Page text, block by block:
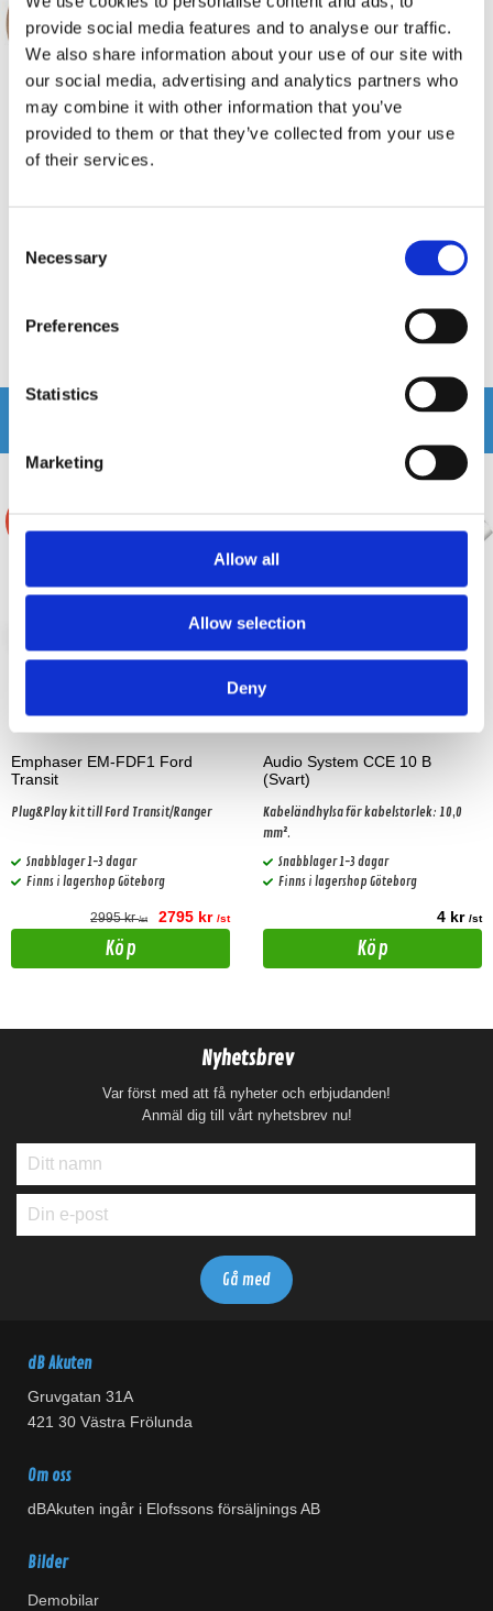
provide social media features and to analyse our traffic.
We also share information about your use of our site with
our social media, advertising and analytics partners who
may combine it with other information that you’ve
provided to them or that they’ve collected from your use
of their services.
Selection
Necessary
Preferences
Statistics
Marketing
Allow all
Allow selection
Deny
DBVOX MDF Kia Cee'd
165mm
Finns i lagershop Göteborg
Köp
DBVOX MDF Kia 2
Finns i lagershop Göteborg
Emphaser EM-FDF1 Ford
Transit
Plug&Play kit till Ford Transit/Ranger
Snabblager 1-3 dagar
Finns i lagershop Göteborg
2995 kr/st 2795 kr /st
Köp
Audio System CCE 10 B
(Svart)
Kabeländhylsa för kabelstorlek: 10,0
mm².
Snabblager 1-3 dagar
Finns i lagershop Göteborg
4 kr /st
Köp
Nyhetsbrev
Var först med att få nyheter och erbjudanden!
Anmäl dig till vårt nyhetsbrev nu!
dB Akuten
Gruvgatan 31A
421 30 Västra Frölunda
Om oss
dBAkuten ingår i Elofssons försäljnings AB
Bilder
Demobilar